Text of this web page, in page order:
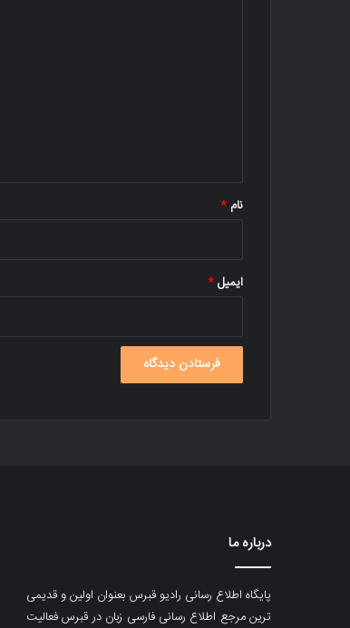
نام *
ایمیل*
درباره ما
پایگاه اطلاع رسانی رادیو قبرس بعنوان اولین و قدیمی
ترین مرجع اطلاع رسانی فارسی زبان در قبرس فعالیت